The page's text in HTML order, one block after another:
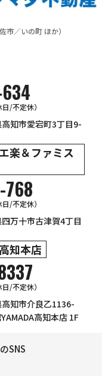
市／いの町 ほか）
/不定休）
知市愛宕町3丁目9-
楽＆ファミス
/不定休）
万十市古津賀4丁目
知本店
/不定休）
知市介良乙1136-
高知本店 1F
SNS